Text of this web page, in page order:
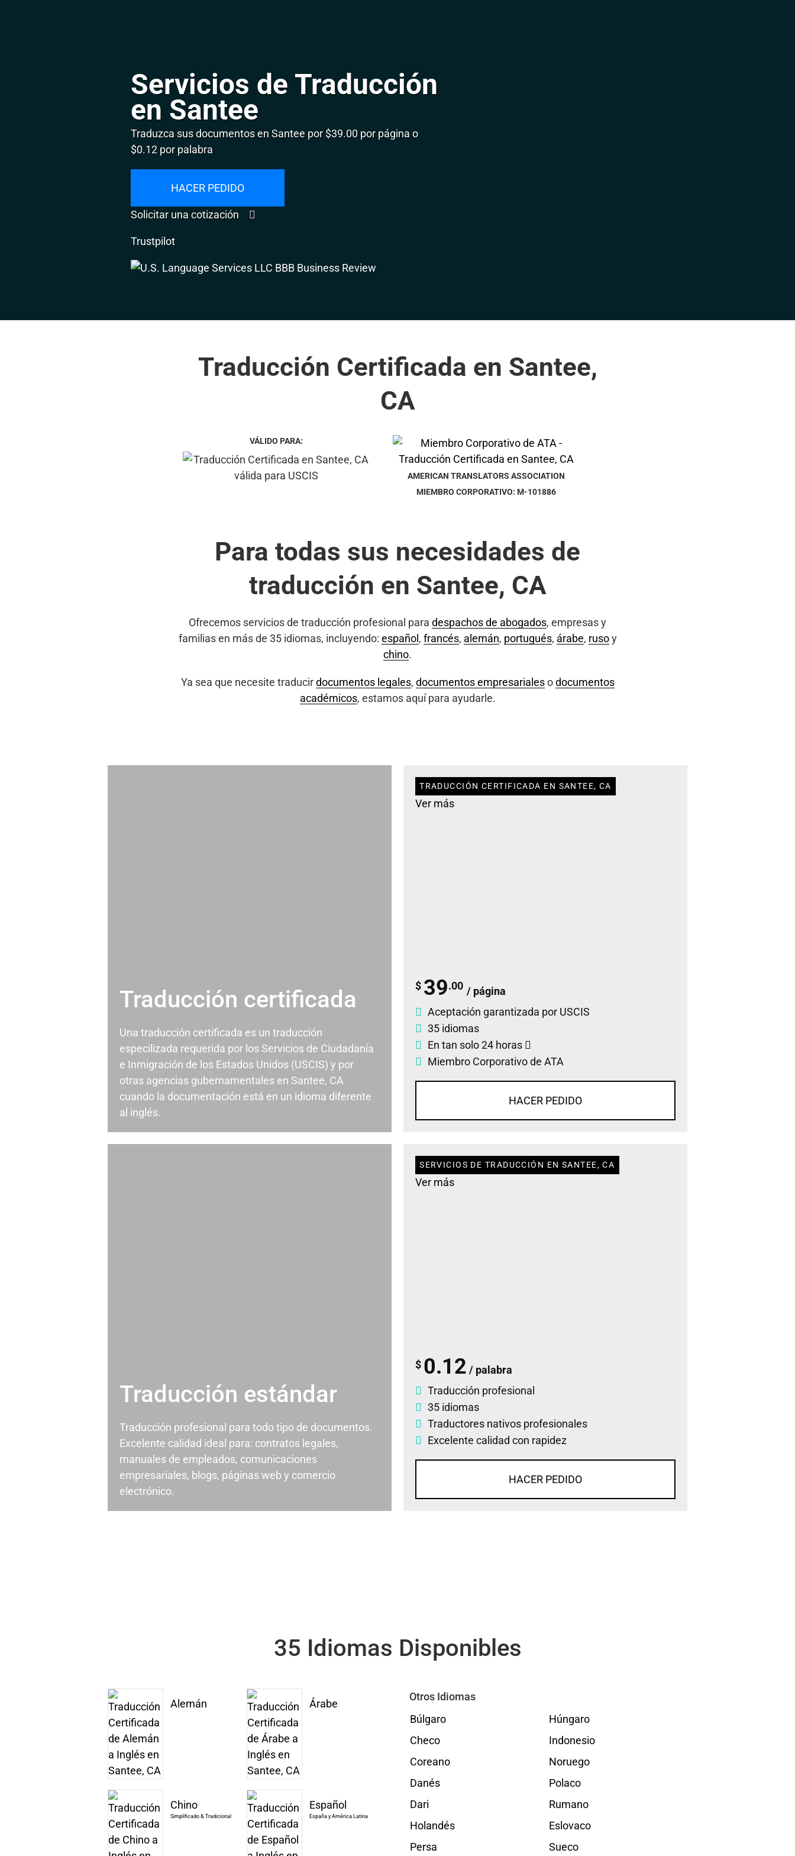
Servicios de Traducción
en Santee
Traduzca sus documentos en Santee por $39.00 por página o
$0.12 por palabra
HACER PEDIDO
Solicitar una cotización
Trustpilot
Traducción Certificada en Santee,
CA
VÁLIDO PARA:
AMERICAN TRANSLATORS ASSOCIATION
MIEMBRO CORPORATIVO: M-101886
Para todas sus necesidades de
traducción en Santee, CA
Ofrecemos servicios de traducción profesional para despachos de abogados, empresas y
familias en más de 35 idiomas, incluyendo: español , francés, alemán, portugués, árabe, rusoy
chino.
Ya sea que necesite traducirdocumentos legales, documentos empresarialesodocumentos
académicos, estamos aquí para ayudarle.
Traducción certificada
Una traducción certificada es un traducción
especilizada requerida por los Servicios de Ciudadanía
e Inmigración de los Estados Unidos (USCIS) y por
otras agencias gubernamentales en Santee, CA
cuando la documentación está en un idioma diferente
al inglés.
TRADUCCIÓN CERTIFICADA EN SANTEE, CA
Ver más
$ 39.00 / página
Aceptación garantizada por USCIS
35 idiomas
En tan solo 24 horas
Miembro Corporativo de ATA
HACER PEDIDO
Traducción estándar
Traducción profesional para todo tipo de documentos.
Excelente calidad ideal para: contratos legales,
manuales de empleados, comunicaciones
empresariales, blogs, páginas web y comercio
electrónico.
SERVICIOS DE TRADUCCIÓN EN SANTEE, CA
Ver más
$ 0.12 / palabra
Traducción profesional
35 idiomas
Traductores nativos profesionales
Excelente calidad con rapidez
HACER PEDIDO
35 Idiomas Disponibles
Alemán Árabe
Chino
Simplificado & Tradicional
Español
España y América Latina
Otros Idiomas
Búlgaro
Checo
Coreano
Danés
Dari
Holandés
Persa
Húngaro
Indonesio
Noruego
Polaco
Rumano
Eslovaco
Sueco